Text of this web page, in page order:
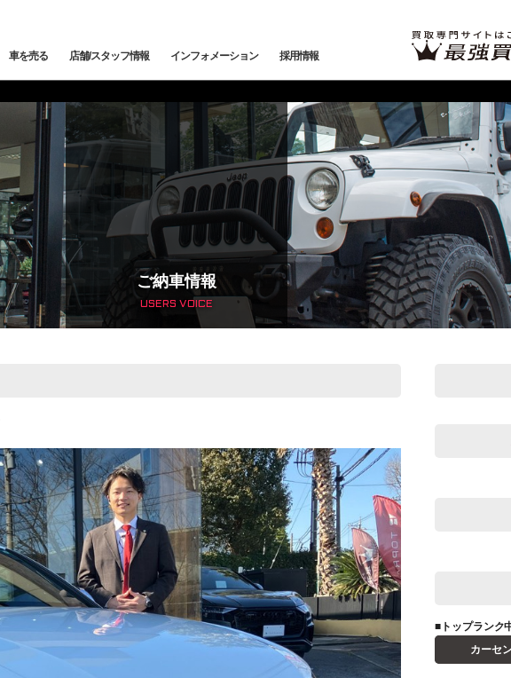
BMW BMW ALPINA MINI
LAND ROVER JAGUAR MASERATI
ク中央 トップランク杉並
トップランク神戸
ROKKO i PARK
査定 納車前点検・整備 メンテナンスパック
ンシミュレーション
ローン事前審査
よくある質問 ご納車までの流れ
ナンス 鈑金塗装 カーディテール
コーディング アライメント測定・調整
車を売る 店舗/スタッフ情報
プランク中央 トップランク杉並
トップランク千葉
サービスファクトリー
インフォメーション
車情報 サービスブログ トップランク・マガジン
採用情報
ご納車情報
USERS VOICE
小澤 孝久
FIAT
JAGUAR
■トップランク
カーセ